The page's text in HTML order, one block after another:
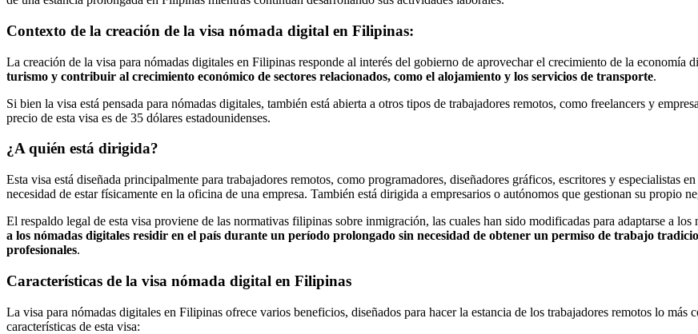
Contexto de la creación de la visa nómada digital en Filipinas:
La creación de la visa para nómadas digitales en Filipinas responde al interés del gobierno de aprovechar el crecimiento de la economía
turismo y contribuir al crecimiento económico de sectores relacionados, como el alojamiento y los servicios de transporte.
Si bien la visa está pensada para nómadas digitales, también está abierta a otros tipos de trabajadores remotos, como freelancers y
precio de esta visa es de 35 dólares estadounidenses.
¿A quién está dirigida?
Esta visa está diseñada principalmente para trabajadores remotos, como programadores, diseñadores gráficos, escritores y especialistas
necesidad de estar físicamente en la oficina de una empresa. También está dirigida a empresarios o autónomos que gestionan su propio
El respaldo legal de esta visa proviene de las normativas filipinas sobre inmigración, las cuales han sido modificadas para adaptarse a
a los nómadas digitales residir en el país durante un período prolongado sin necesidad de obtener un permiso de trabajo
profesionales.
Características de la visa nómada digital en Filipinas
La visa para nómadas digitales en Filipinas ofrece varios beneficios, diseñados para hacer la estancia de los trabajadores remotos lo
características de esta visa: